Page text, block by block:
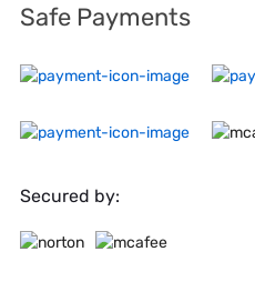
Safe Payments
Secured by: